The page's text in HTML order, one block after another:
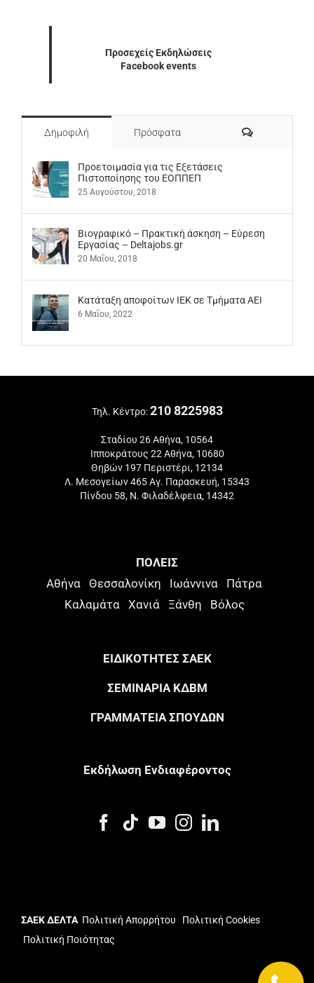
Προσεχείς Εκδηλώσεις
Facebook events
Δημοφιλή Πρόσφατα Σχόλια
Προετοιμασία για τις Εξετάσεις
Πιστοποίησης του ΕΟΠΠΕΠ
25 Αυγούστου, 2018
Βιογραφικό – Πρακτική άσκηση – Εύρεση
Εργασίας – Deltajobs.gr
20 Μαΐου, 2018
Kατάταξη αποφοίτων ΙΕΚ σε Τμήματα ΑΕΙ
6 Μαΐου, 2022
Τηλ. Κέντρο:210 8225983
Σταδίου 26 Αθήνα, 10564
Ιπποκράτους 22 Αθήνα, 10680
Θηβών 197 Περιστέρι, 12134
Λ. Μεσογείων 465 Αγ. Παρασκευή, 15343
Πίνδου 58, Ν. Φιλαδέλφεια, 14342
ΠΟΛΕΙΣ
Αθήνα Θεσσαλονίκη Ιωάννινα
Πάτρα
Καλαμάτα
Χανιά Ξάνθη Βόλος
ΕΙΔΙΚΟΤΗΤΕΣ ΣΑΕΚ
ΣΕΜΙΝΑΡΙΑ ΚΔΒΜ
ΓΡΑΜΜΑΤΕΙΑ ΣΠΟΥΔΩΝ
Eκδήλωση Eνδιαφέροντος
ΣΑΕΚ ΔΕΛΤΑ Πολιτική Απορρήτου
Πολιτική Cookies
Πολιτική Ποιότητας